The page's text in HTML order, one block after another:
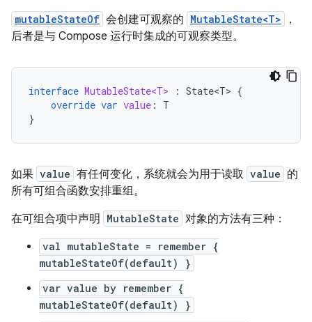
mutableStateOf 会创建可观察的 MutableState<T>
，
后者是与 Compose 运行时集成的可观察类型。
interface MutableState<T> : State<T> {
override var value :
T
}
如果 value 有任何变化，系统就会为用于读取 value 的
所有可组合函数安排重组。
在可组合项中声明
MutableState 对象的方法有三种：
val mutableState = remember {
mutableStateOf(default) }
var value by remember {
mutableStateOf(default) }